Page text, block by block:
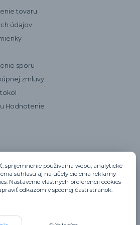
tovaru
údajov
sporu
zmluvy
Hodnotenie
spríjemnenie používania webu, analytické
súhlasu aj na účely cielenia reklamy
Nastavenie vlastných preferencií cookies
odkazom v spodnej časti stránok.